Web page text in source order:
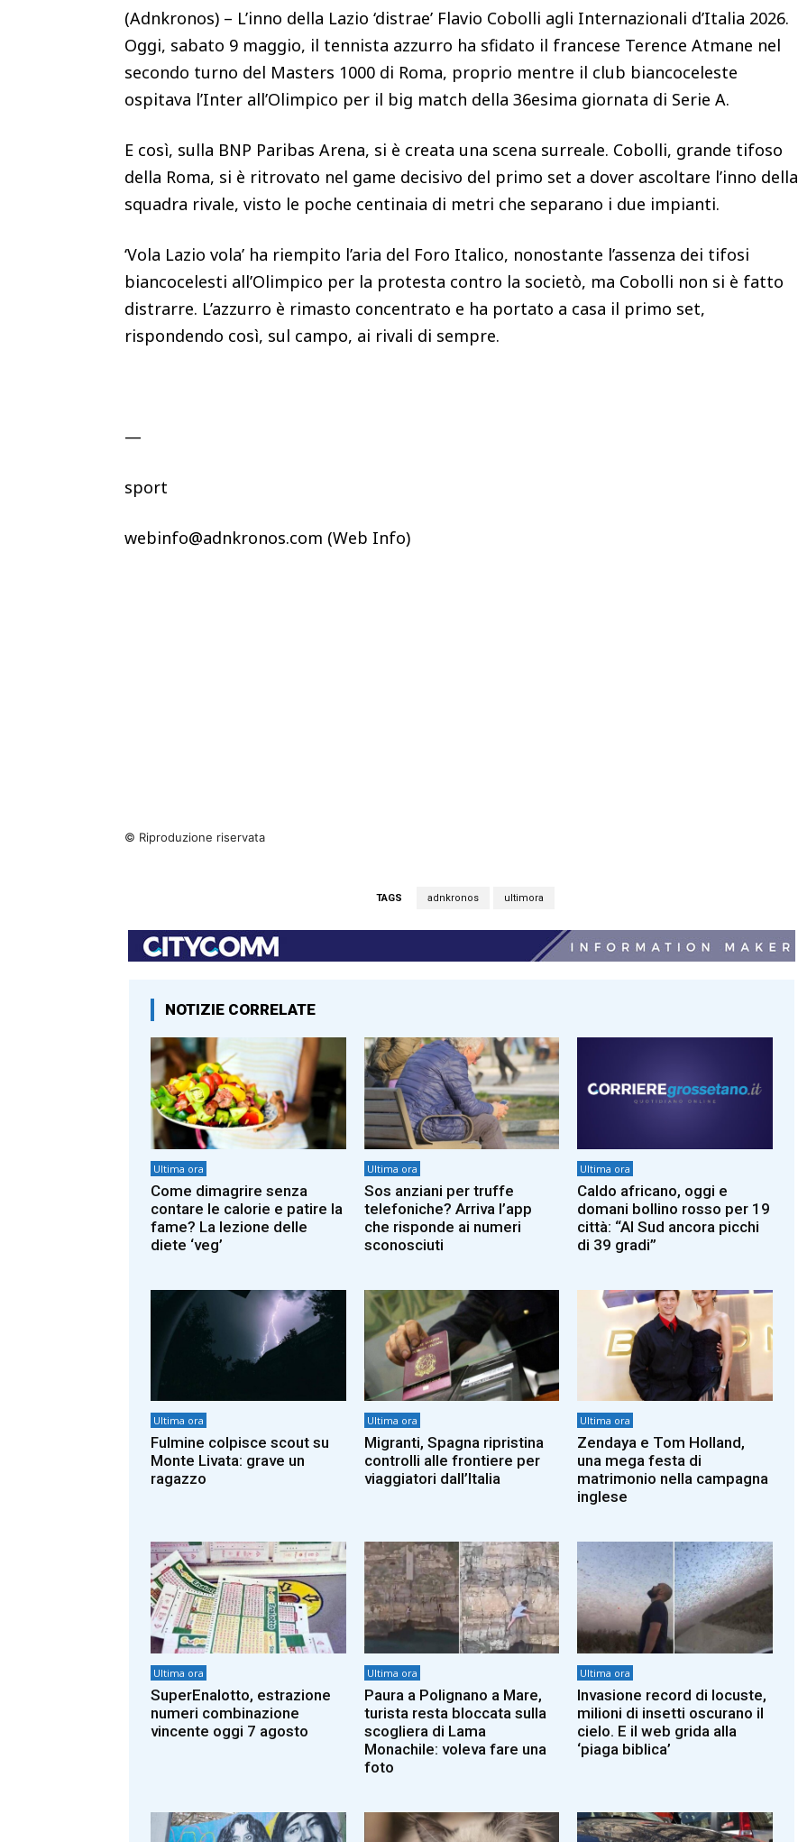
(Adnkronos) – L’inno della Lazio ‘distrae’ Flavio Cobolli agli Internazionali d’Italia 2026.
Oggi, sabato 9 maggio, il tennista azzurro ha sfidato il francese Terence Atmane nel
secondo turno del Masters 1000 di Roma, proprio mentre il club biancoceleste
ospitava l’Inter all’Olimpico per il big match della 36esima giornata di Serie A.
E così, sulla BNP Paribas Arena, si è creata una scena surreale. Cobolli, grande tifoso
della Roma, si è ritrovato nel game decisivo del primo set a dover ascoltare l’inno della
squadra rivale, visto le poche centinaia di metri che separano i due impianti.
‘Vola Lazio vola’ ha riempito l’aria del Foro Italico, nonostante l’assenza dei tifosi
biancocelesti all’Olimpico per la protesta contro la societò, ma Cobolli non si è fatto
distrarre. L’azzurro è rimasto concentrato e ha portato a casa il primo set,
rispondendo così, sul campo, ai rivali di sempre.
—
sport
webinfo@adnkronos.com (Web Info)
© Riproduzione riservata
TAGS adnkronos ultimora
NOTIZIE CORRELATE
Ultima ora
Come dimagrire senza
contare le calorie e patire la
fame? La lezione delle
diete ‘veg’
Ultima ora
Sos anziani per truffe
telefoniche? Arriva l’app
che risponde ai numeri
sconosciuti
Ultima ora
Caldo africano, oggi e
domani bollino rosso per 19
città: “Al Sud ancora picchi
di 39 gradi”
Ultima ora
Fulmine colpisce scout su
Monte Livata: grave un
ragazzo
Ultima ora
Migranti, Spagna ripristina
controlli alle frontiere per
viaggiatori dall’Italia
Ultima ora
Zendaya e Tom Holland,
una mega festa di
matrimonio nella campagna
inglese
Ultima ora
SuperEnalotto, estrazione
numeri combinazione
vincente oggi 7 agosto
Ultima ora
Paura a Polignano a Mare,
turista resta bloccata sulla
scogliera di Lama
Monachile: voleva fare una
foto
Ultima ora
Invasione record di locuste,
milioni di insetti oscurano il
cielo. E il web grida alla
‘piaga biblica’